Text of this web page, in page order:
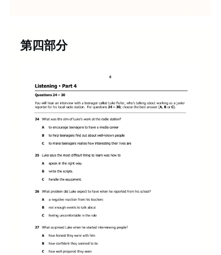
第四部分